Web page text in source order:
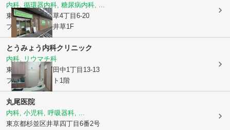
内科, 循環器内科, 糖尿病内科, ...
東京都杉並区井草4丁目6-20
ブランシエール井草1F
とうみょう内科クリニック
内科, リウマチ科
東京都練馬区南田中1丁目13-13
プレミールコート1階
丸尾医院
内科, 小児科, 呼吸器科, ...
東京都杉並区井草四丁目6番2号